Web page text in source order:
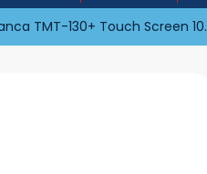
TMT-130+ Touch Screen